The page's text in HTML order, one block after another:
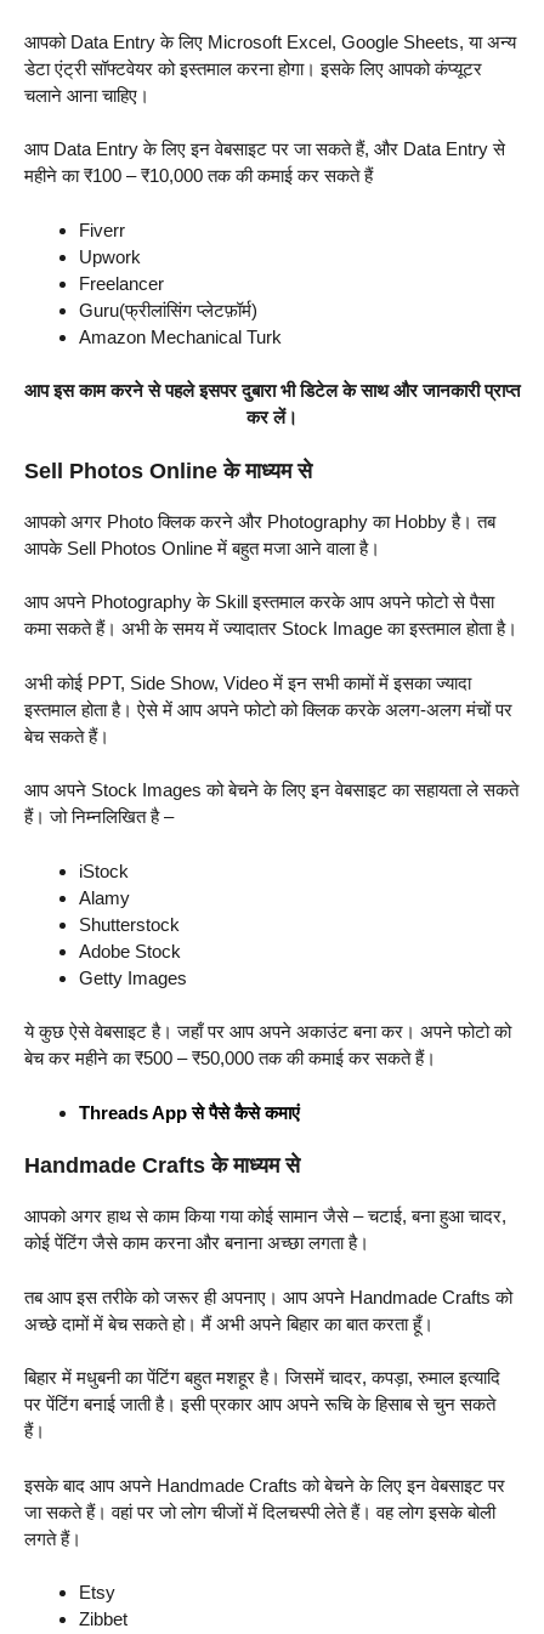
आपको Data Entry के लिए Microsoft Excel, Google Sheets, या अन्य
डेटा एंट्री सॉफ्टवेयर को इस्तमाल करना होगा। इसके लिए आपको कंप्यूटर
चलाने आना चाहिए।
आप Data Entry के लिए इन वेबसाइट पर जा सकते हैं, और Data Entry से
महीने का ₹100 – ₹10,000 तक की कमाई कर सकते हैं
Fiverr
Upwork
Freelancer
Guru(फ्रीलांसिंग प्लेटफ़ॉर्म)
Amazon Mechanical Turk
आप इस काम करने से पहले इसपर दुबारा भी डिटेल के साथ और जानकारी प्राप्त
कर लें।
Sell Photos Online के माध्यम से
आपको अगर Photo क्लिक करने और Photography का Hobby है। तब
आपके Sell Photos Online में बहुत मजा आने वाला है।
आप अपने Photography के Skill इस्तमाल करके आप अपने फोटो से पैसा
कमा सकते हैं। अभी के समय में ज्यादातर Stock Image का इस्तमाल होता है।
अभी कोई PPT, Side Show, Video में इन सभी कामों में इसका ज्यादा
इस्तमाल होता है। ऐसे में आप अपने फोटो को क्लिक करके अलग-अलग मंचों पर
बेच सकते हैं।
आप अपने Stock Images को बेचने के लिए इन वेबसाइट का सहायता ले सकते
हैं। जो निम्नलिखित है –
iStock
Alamy
Shutterstock
Adobe Stock
Getty Images
ये कुछ ऐसे वेबसाइट है। जहाँ पर आप अपने अकाउंट बना कर। अपने फोटो को
बेच कर महीने का ₹500 – ₹50,000 तक की कमाई कर सकते हैं।
Threads App से पैसे कैसे कमाएं
Handmade Crafts के माध्यम से
आपको अगर हाथ से काम किया गया कोई सामान जैसे – चटाई, बना हुआ चादर,
कोई पेंटिंग जैसे काम करना और बनाना अच्छा लगता है।
तब आप इस तरीके को जरूर ही अपनाए। आप अपने Handmade Crafts को
अच्छे दामों में बेच सकते हो। मैं अभी अपने बिहार का बात करता हूँ।
बिहार में मधुबनी का पेंटिंग बहुत मशहूर है। जिसमें चादर, कपड़ा, रुमाल इत्यादि
पर पेंटिंग बनाई जाती है। इसी प्रकार आप अपने रूचि के हिसाब से चुन सकते
हैं।
इसके बाद आप अपने Handmade Crafts को बेचने के लिए इन वेबसाइट पर
जा सकते हैं। वहां पर जो लोग चीजों में दिलचस्पी लेते हैं। वह लोग इसके बोली
लगते हैं।
Etsy
Zibbet